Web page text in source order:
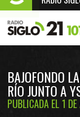
BAJOFONDO
RÍO JUNTO A
PUBLICADA EL 1